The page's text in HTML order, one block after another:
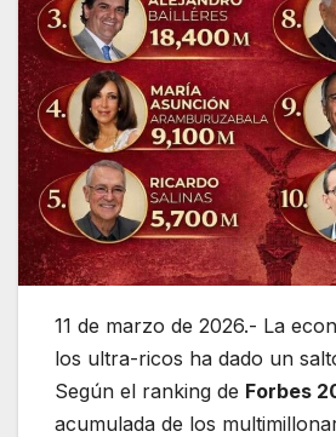
11 de marzo de 2026.- La
los ultra-ricos ha dado un
Según el ranking de Forbes
acumulada de los